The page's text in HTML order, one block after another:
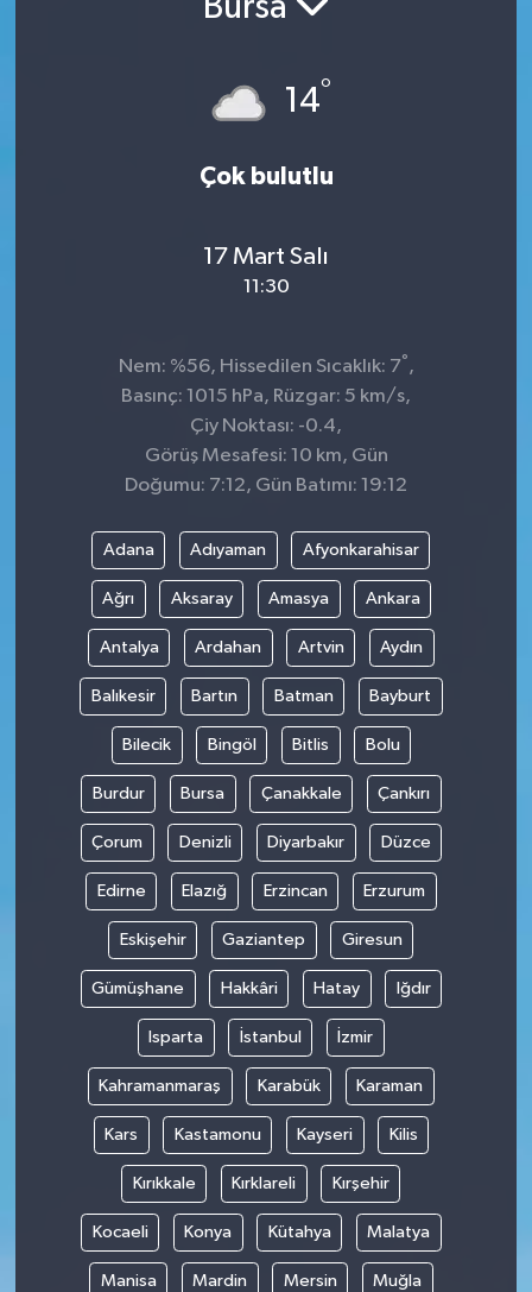
Bursa
14°
Çok bulutlu
17 Mart Salı
11:30
Nem: %56, Hissedilen Sıcaklık: 7° ,
Basınç: 1015 hPa, Rüzgar: 5 km/s,
Çiy Noktası: -0.4,
Görüş Mesafesi: 10 km, Gün
Doğumu: 7:12, Gün Batımı: 19:12
Adana Adıyaman Afyonkarahisar
Ağrı Aksaray Amasya Ankara
Antalya Ardahan Artvin Aydın
Balıkesir Bartın Batman Bayburt
Bilecik Bingöl Bitlis Bolu
Burdur Bursa Çanakkale Çankırı
Çorum Denizli Diyarbakır Düzce
Edirne Elazığ Erzincan Erzurum
Eskişehir Gaziantep Giresun
Gümüşhane Hakkâri Hatay Iğdır
Isparta İstanbul İzmir
Kahramanmaraş Karabük Karaman
Kars Kastamonu Kayseri Kilis
Kırıkkale Kırklareli Kırşehir
Kocaeli Konya Kütahya Malatya
Manisa Mardin Mersin Muğla